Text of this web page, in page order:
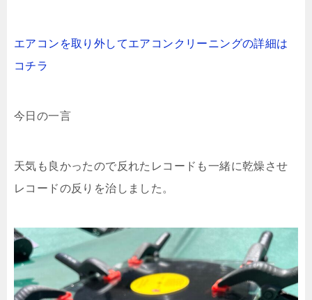
エアコンを取り外してエアコンクリーニングの詳細は
コチラ
今日の一言
天気も良かったので反れたレコードも一緒に乾燥させ
レコードの反りを治しました。